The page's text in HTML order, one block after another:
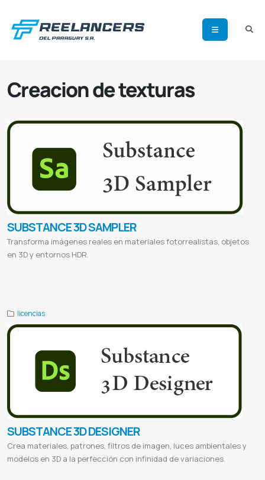
Creacion de texturas
SUBSTANCE 3D SAMPLER
Transforma imágenes reales en materiales fotorrealistas, objetos
en 3D y entornos HDR.
licencias
SUBSTANCE 3D DESIGNER
Crea materiales, patrones, filtros de imagen, luces ambientales y
modelos en 3D a la perfección con infinidad de variaciones.